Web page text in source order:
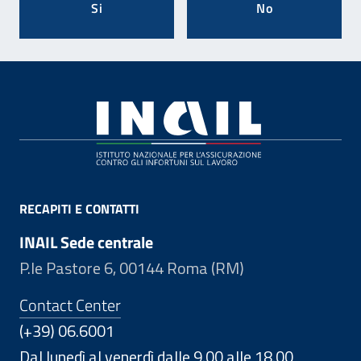
Si No
RECAPITI E CONTATTI
INAIL Sede centrale
P.le Pastore 6, 00144 Roma (RM)
Contact Center
(+39) 06.6001